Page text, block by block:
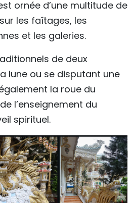
ornée d’une multitude de
les faîtages, les
et les galeries.
de deux
lune ou se disputant une
la roue du
l’enseignement du
spirituel.